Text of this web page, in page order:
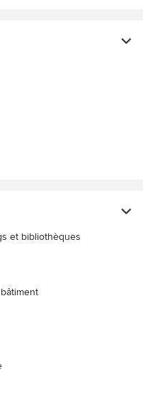
et bibliothèques